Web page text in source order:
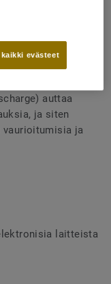
herkkiin
auttaa
ja siten
vaurioitumisia ja
laitteista
evästeet